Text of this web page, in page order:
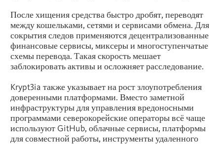
После хищения средства быстро дробят, переводят
между кошельками, сетями и сервисами обмена. Для
сокрытия следов применяются децентрализованные
финансовые сервисы, миксеры и многоступенчатые
схемы перевода. Такая скорость мешает
заблокировать активы и осложняет расследование.
Krypt3ia также указывает на рост злоупотребления
доверенными платформами. Вместо заметной
инфраструктуры для управления вредоносными
программами северокорейские операторы всё чаще
используют GitHub, облачные сервисы, платформы
для совместной работы, инструменты удаленного